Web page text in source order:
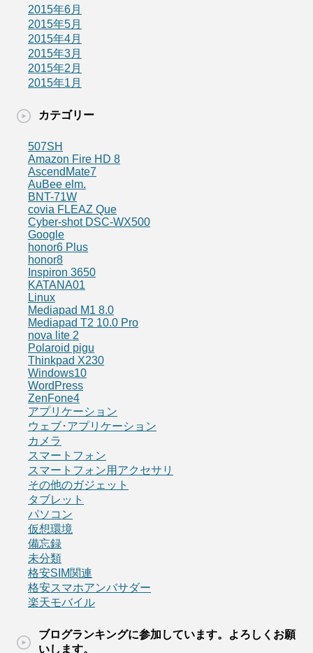
2015年6月
2015年5月
2015年4月
2015年3月
2015年2月
2015年1月
カテゴリー
507SH
Amazon Fire HD 8
AscendMate7
AuBee elm.
BNT-71W
covia FLEAZ Que
Cyber-shot DSC-WX500
Google
honor6 Plus
honor8
Inspiron 3650
KATANA01
Linux
Mediapad M1 8.0
Mediapad T2 10.0 Pro
nova lite 2
Polaroid pigu
Thinkpad X230
Windows10
WordPress
ZenFone4
アプリケーション
ウェブ･アプリケーション
カメラ
スマートフォン
スマートフォン用アクセサリ
その他のガジェット
タブレット
パソコン
仮想環境
備忘録
未分類
格安SIM関連
格安スマホアンバサダー
楽天モバイル
ブログランキングに参加しています。よろしくお願
いします。